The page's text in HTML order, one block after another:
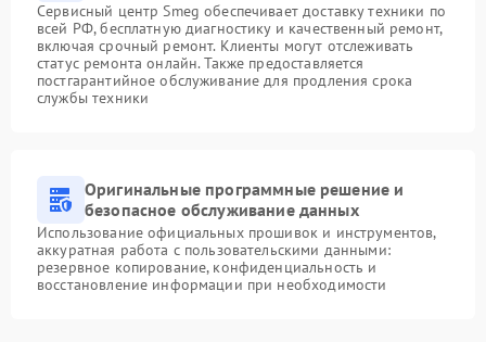
Сервисный центр Smeg обеспечивает доставку техники по
всей РФ, бесплатную диагностику и качественный ремонт,
включая срочный ремонт. Клиенты могут отслеживать
статус ремонта онлайн. Также предоставляется
постгарантийное обслуживание для продления срока
службы техники
Оригинальные программные решение и
безопасное обслуживание данных
Использование официальных прошивок и инструментов,
аккуратная работа с пользовательскими данными:
резервное копирование, конфиденциальность и
восстановление информации при необходимости